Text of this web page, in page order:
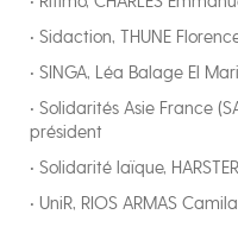
• Sidaction, THUNE
• SINGA, Léa Balage El
• Solidarités Asie France
président
• Solidarité laïque,
• UniR, RIOS ARMAS